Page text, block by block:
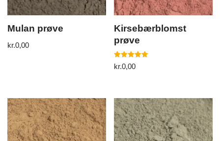
Mulan prøve
kr.0,00
Kirsebærblomst
prøve
5
ud af 5
kr.0,00